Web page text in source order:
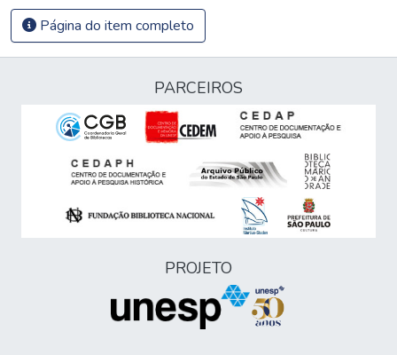
Página do item completo
PARCEIROS
PROJETO